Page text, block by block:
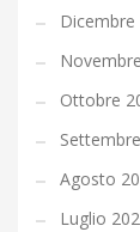
Dicembre
Ottobre
Agosto
Luglio